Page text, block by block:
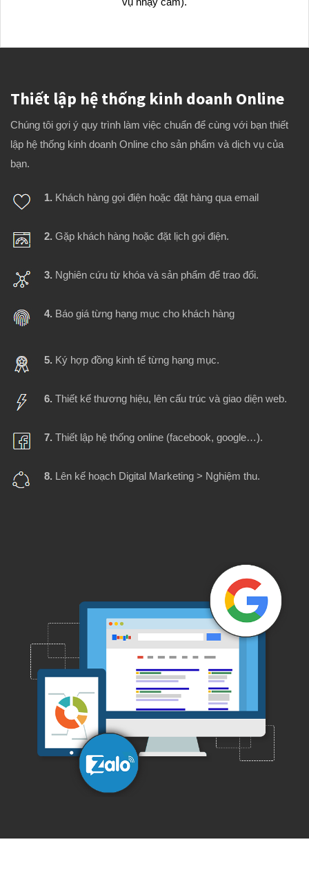
vụ nhạy cảm).
Thiết lập hệ thống kinh doanh Online
Chúng tôi gợi ý quy trình làm việc chuẩn để cùng với bạn thiết
lập hệ thống kinh doanh Online cho sản phẩm và dịch vụ của
bạn.
1. Khách hàng gọi điện hoặc đặt hàng qua email
2. Gặp khách hàng hoặc đặt lịch gọi điện.
3. Nghiên cứu từ khóa và sản phẩm để trao đổi.
4. Báo giá từng hạng mục cho khách hàng
5. Ký hợp đồng kinh tế từng hạng mục.
6. Thiết kế thương hiệu, lên cấu trúc và giao diện web.
7. Thiết lập hệ thống online (facebook, google…).
8. Lên kế hoạch Digital Marketing > Nghiệm thu.